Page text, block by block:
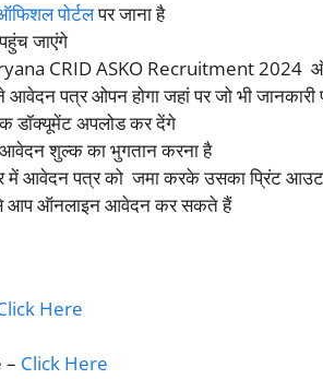
पोर्टलपर जाना है
जाएंगे
CRID ASKO Recruitment 2024
पत्र ओपन होगा जहां पर जो भी जानकारी
डॉक्यूमेंट अपलोड कर देंगे
शुल्क का भुगतान करना है
आवेदन पत्र को जमा करके उसका प्रिंट आउट
आप ऑनलाइन आवेदन कर सकते हैं
Here
– Click Here